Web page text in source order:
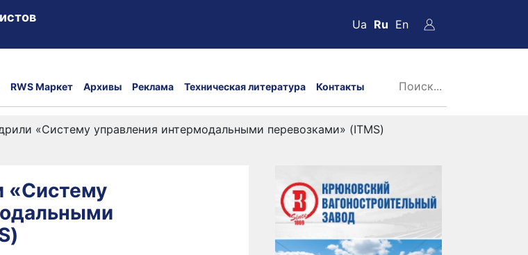
Ua Ru En
RWS Маркет Архивы Реклама Техническая литература Контакты
«Систему управления интермодальными перевозками» (ITMS)
«Систему